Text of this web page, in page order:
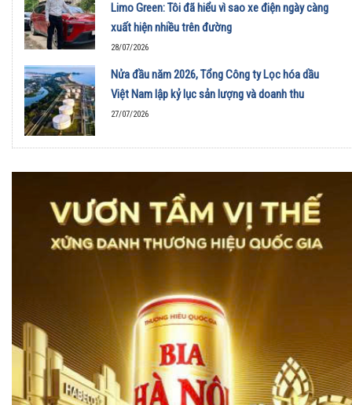
Limo Green: Tôi đã hiểu vì sao xe điện ngày càng
xuất hiện nhiều trên đường
28/07/2026
Nửa đầu năm 2026, Tổng Công ty Lọc hóa dầu
Việt Nam lập kỷ lục sản lượng và doanh thu
27/07/2026